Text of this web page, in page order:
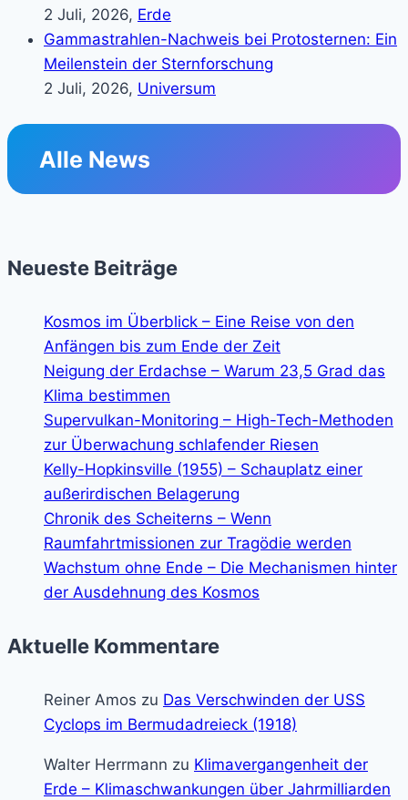
2 Juli, 2026, Erde
Gammastrahlen-Nachweis bei Protosternen: Ein
Meilenstein der Sternforschung
2 Juli, 2026, Universum
Alle News
Neueste Beiträge
Kosmos im Überblick – Eine Reise von den
Anfängen bis zum Ende der Zeit
Neigung der Erdachse – Warum 23,5 Grad das
Klima bestimmen
Supervulkan-Monitoring – High-Tech-Methoden
zur Überwachung schlafender Riesen
Kelly-Hopkinsville (1955) – Schauplatz einer
außerirdischen Belagerung
Chronik des Scheiterns – Wenn
Raumfahrtmissionen zur Tragödie werden
Wachstum ohne Ende – Die Mechanismen hinter
der Ausdehnung des Kosmos
Aktuelle Kommentare
Reiner Amos zu Das Verschwinden der USS
Cyclops im Bermudadreieck (1918)
Walter Herrmann zu Klimavergangenheit der
Erde – Klimaschwankungen über Jahrmilliarden